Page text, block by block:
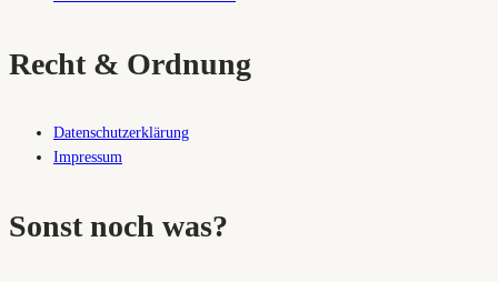
Recht & Ordnung
Datenschutzerklärung
Impressum
Sonst noch was?